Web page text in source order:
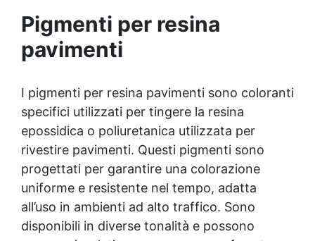
Pigmenti per resina
pavimenti
I pigmenti per resina pavimenti sono coloranti
specifici utilizzati per tingere la resina
epossidica o poliuretanica utilizzata per
rivestire pavimenti. Questi pigmenti sono
progettati per garantire una colorazione
uniforme e resistente nel tempo, adatta
all’uso in ambienti ad alto traffico. Sono
disponibili in diverse tonalità e possono